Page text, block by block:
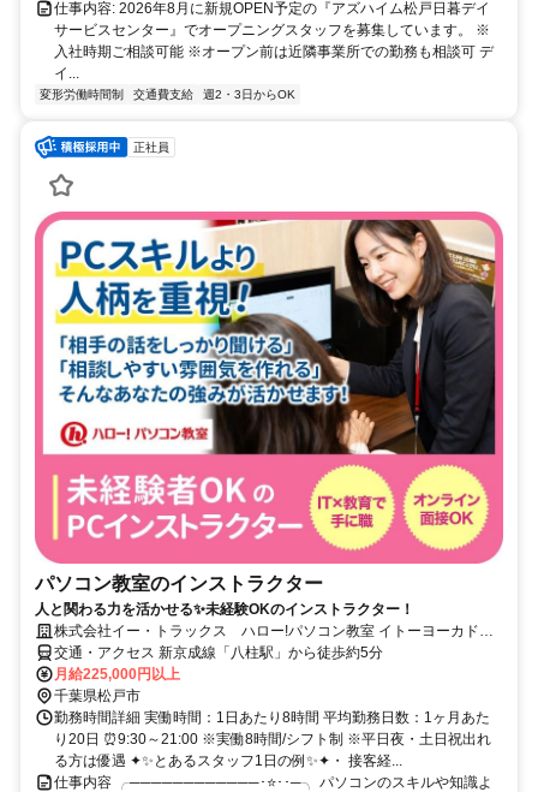
仕事内容: 2026年8月に新規OPEN予定の『アズハイム松戸日暮デイ
サービスセンター』でオープニングスタッフを募集しています。 ※
入社時期ご相談可能 ※オープン前は近隣事業所での勤務も相談可 デ
イ...
変形労働時間制 交通費支給 週2・3日からOK
正社員
パソコン教室のインストラクター
人と関わる力を活かせる✨未経験OKのインストラクター！
株式会社イー・トラックス ハロー!パソコン教室 イトーヨーカドー
八柱校
交通・アクセス 新京成線「八柱駅」から徒歩約5分
月給225,000円以上
千葉県松戸市
勤務時間詳細 実働時間：1日あたり8時間 平均勤務日数：1ヶ月あた
り20日 ⏰9:30～21:00 ※実働8時間/シフト制 ※平日夜・土日祝出れ
る方は優遇 ✦✨とあるスタッフ1日の例✨✦・ 接客経...
仕事内容 ╭────────────･⭐･･─╮ パソコンのスキルや知識よ